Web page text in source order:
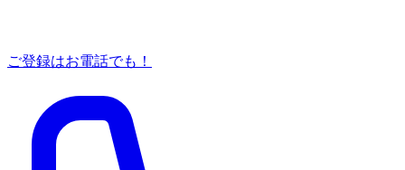
ご登録はお電話でも！